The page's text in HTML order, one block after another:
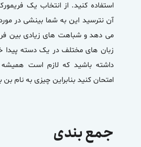
استفاده کنید. از انتخاب یک
آن نترسید این به شما بینشی در
می دهد و شباهت های زیادی بین
زبان های مختلف در یک دسته پیدا
داشته باشید که لازم است
امتحان کنید بنابراین چیزی به نام
جمع بندی